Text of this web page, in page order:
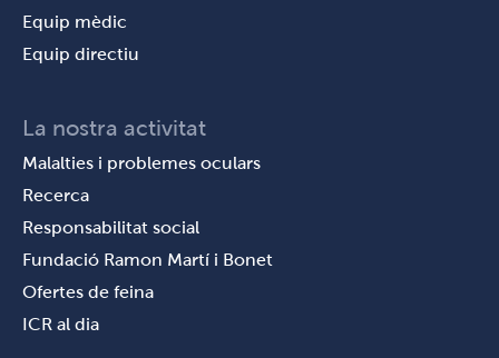
Equip mèdic
Equip directiu
La nostra activitat
Malalties i problemes oculars
Recerca
Responsabilitat social
Fundació Ramon Martí i Bonet
Ofertes de feina
ICR al dia